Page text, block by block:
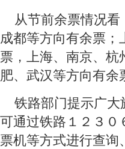
从节前余票情况看
成都等方向有余票；
票，上海、南京、杭
肥、武汉等方向有余
铁路部门提示广大
可通过铁路１２３０
票机等方式进行查询